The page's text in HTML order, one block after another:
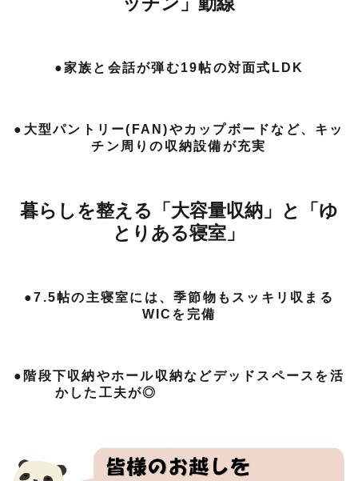
●家族と会話が弾む19帖の対面式LDK
●大型パントリー(FAN)やカップボードなど、キッ
チン周りの収納設備が充実
暮らしを整える「大容量収納」と「ゆ
とりある寝室」
●7.5帖の主寝室には、季節物もスッキリ収まる
WICを完備
●階段下収納やホール収納などデッドスペースを活
かした工夫が◎